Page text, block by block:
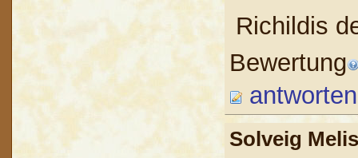
Richildis
Bewertung
antworten
Solveig